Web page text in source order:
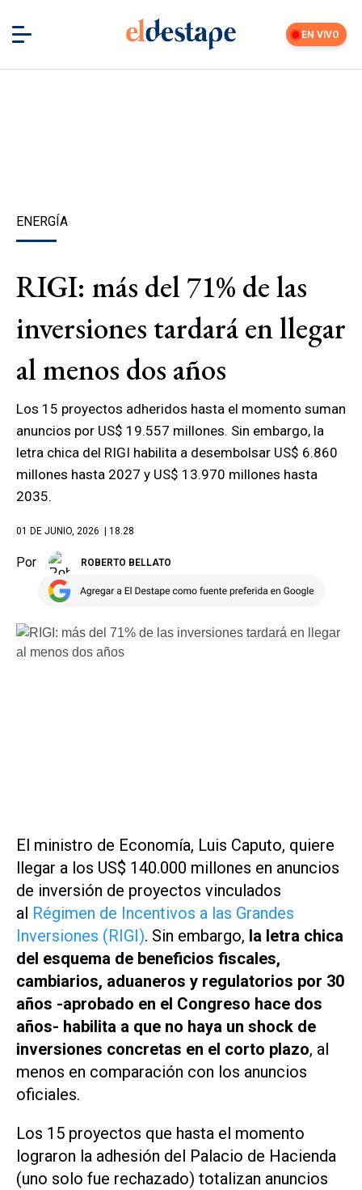
EN VIVO
ENERGÍA
RIGI: más del 71% de las
inversiones tardará en llegar
al menos dos años
Los 15 proyectos adheridos hasta el momento suman
anuncios por US$ 19.557 millones. Sin embargo, la
letra chica del RIGI habilita a desembolsar US$ 6.860
millones hasta 2027 y US$ 13.970 millones hasta
2035.
01 DE JUNIO, 2026 | 18.28
Por ROBERTO BELLATO
El ministro de Economía, Luis Caputo, quiere
llegar a los US$ 140.000 millones en anuncios
de inversión de proyectos vinculados
al Régimen de Incentivos a las Grandes
Inversiones (RIGI). Sin embargo, la letra chica
del esquema de beneficios fiscales,
cambiarios, aduaneros y regulatorios por 30
años -aprobado en el Congreso hace dos
años- habilita a que no haya un shock de
inversiones concretas en el corto plazo, al
menos en comparación con los anuncios
oficiales.
Los 15 proyectos que hasta el momento
lograron la adhesión del Palacio de Hacienda
(uno solo fue rechazado) totalizan anuncios